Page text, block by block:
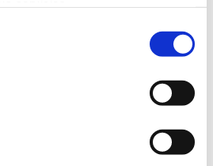
por los perjuicios o
en sus redes sociales.
Social